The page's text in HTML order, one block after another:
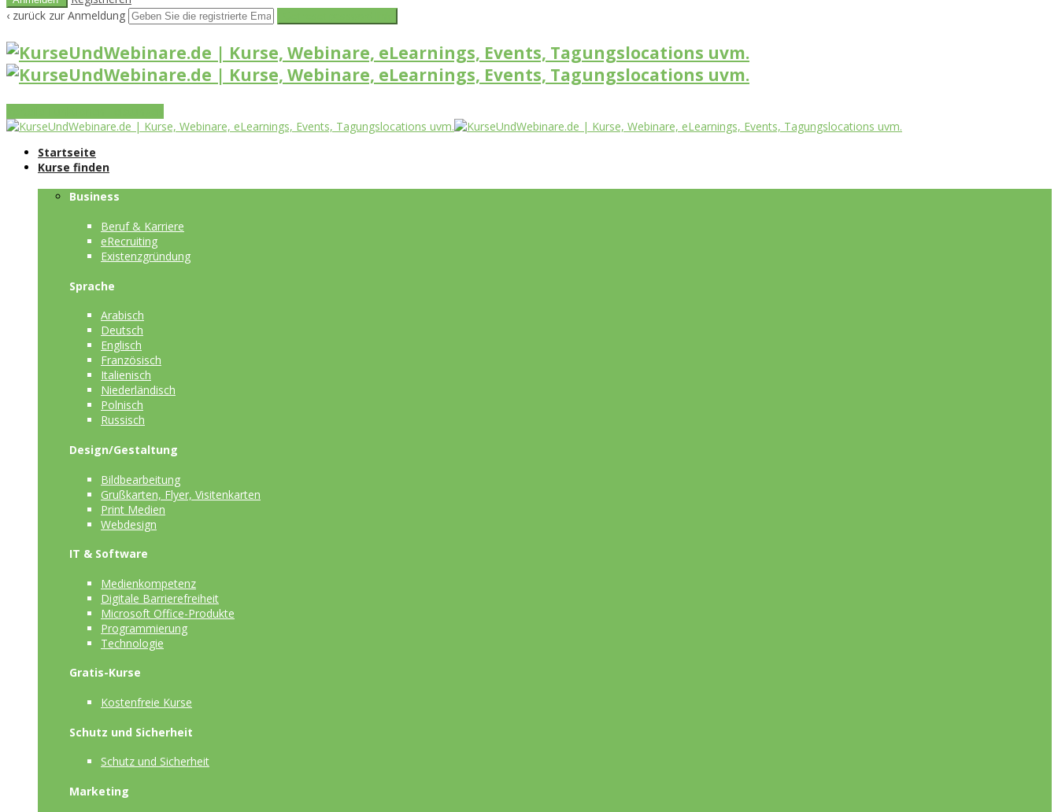
‹ zurück zur Anmeldung
Startseite
Kurse finden
Business
Beruf & Karriere
eRecruiting
Existenzgründung
Sprache
Arabisch
Deutsch
Englisch
Französisch
Italienisch
Niederländisch
Polnisch
Russisch
Design/Gestaltung
Bildbearbeitung
Grußkarten, Flyer, Visitenkarten
Print Medien
Webdesign
IT & Software
Medienkompetenz
Digitale Barrierefreiheit
Microsoft Office-Produkte
Programmierung
Technologie
Gratis-Kurse
Kostenfreie Kurse
Schutz und Sicherheit
Schutz und Sicherheit
Marketing